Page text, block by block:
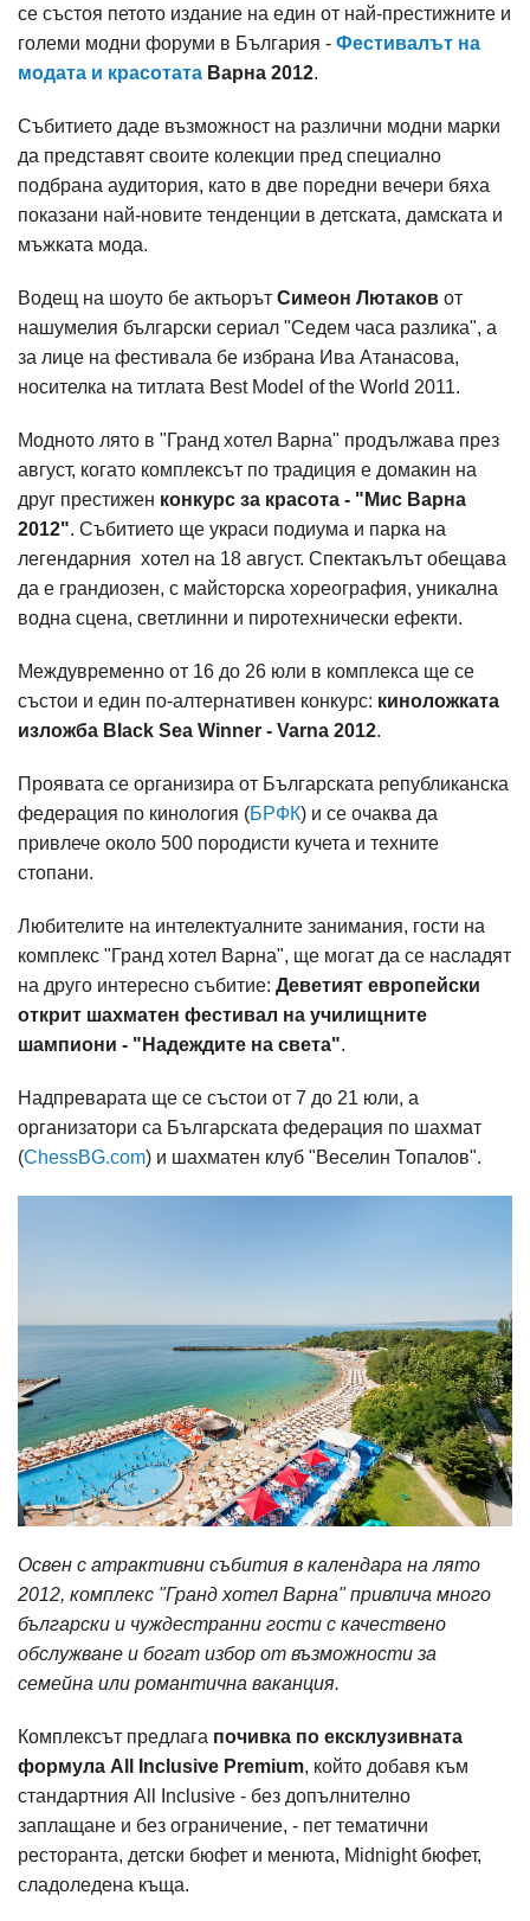
се състоя петото издание на един от най-престижните и
големи модни форуми в България - Фестивалът на
модата и красотата Варна 2012.
Събитието даде възможност на различни модни марки
да представят своите колекции пред специално
подбрана аудитория, като в две поредни вечери бяха
показани най-новите тенденции в детската, дамската и
мъжката мода.
Водещ на шоуто бе актьорът Симеон Лютаков от
нашумелия български сериал "Седем часа разлика", а
за лице на фестивала бе избрана Ива Атанасова,
носителка на титлата Best Model of the World 2011.
Модното лято в "Гранд хотел Варна" продължава през
август, когато комплексът по традиция е домакин на
друг престижен конкурс за красота - "Мис Варна
2012". Събитието ще украси подиума и парка на
легендарния хотел на 18 август. Спектакълът обещава
да е грандиозен, с майсторска хореография, уникална
водна сцена, светлинни и пиротехнически ефекти.
Междувременно от 16 до 26 юли в комплекса ще се
състои и един по-алтернативен конкурс: киноложката
изложба Black Sea Winner - Varna 2012.
Проявата се организира от Българската републиканска
федерация по кинология (БРФК) и се очаква да
привлече около 500 породисти кучета и техните
стопани.
Любителите на интелектуалните занимания, гости на
комплекс "Гранд хотел Варна", ще могат да се насладят
на друго интересно събитие: Деветият европейски
открит шахматен фестивал на училищните
шампиони - "Надеждите на света".
Надпреварата ще се състои от 7 до 21 юли, а
организатори са Българската федерация по шахмат
(ChessBG.com) и шахматен клуб "Веселин Топалов".
Освен с атрактивни събития в календара на лято
2012, комплекс "Гранд хотел Варна" привлича много
български и чуждестранни гости с качествено
обслужване и богат избор от възможности за
семейна или романтична ваканция.
Комплексът предлага почивка по ексклузивната
формула All Inclusive Premium, който добавя към
стандартния All Inclusive - без допълнително
заплащане и без ограничение, - пет тематични
ресторанта, детски бюфет и менюта, Midnight бюфет,
сладоледена къща.